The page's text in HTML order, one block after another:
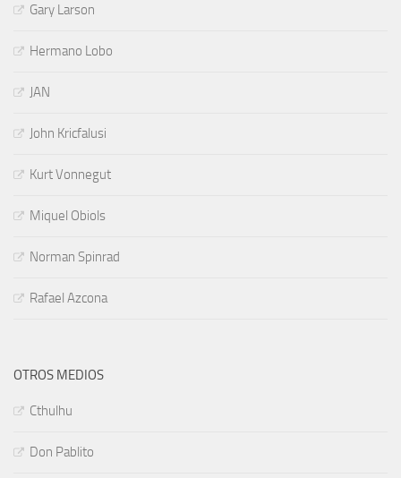
Gary Larson
Hermano Lobo
JAN
John Kricfalusi
Kurt Vonnegut
Miquel Obiols
Norman Spinrad
Rafael Azcona
OTROS MEDIOS
Cthulhu
Don Pablito